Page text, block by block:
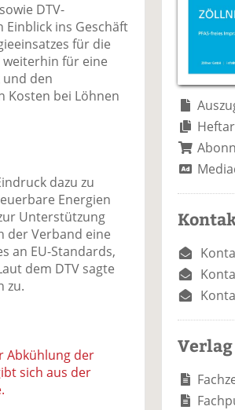
k
te
il
e
n
il
e
n
n
d
e
DTV-
ins Geschäft
für die
weiterhin für eine
den
Kosten bei Löhnen
dazu zu
Energien
Unterstützung
der Verband eine
an EU-Standards,
dem DTV sagte
zu.
Abkühlung der
sich aus der
Verlag